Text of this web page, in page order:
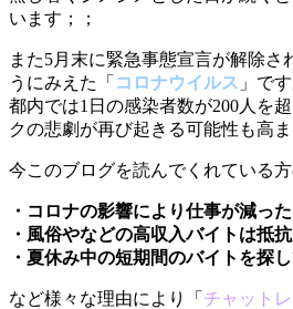
います；；
また5月末に緊急事態宣言が解除さ
うにみえた「 コロナウイルス 」で
都内では1日の感染者数が200人を
クの悲劇が再び起きる可能性も高ま
今このブログを読んでくれている
・コロナの影響により仕事が減った
・風俗やなどの高収入バイトは抵
・夏休み中の短期間のバイトを探
など様々な理由により「 チャット